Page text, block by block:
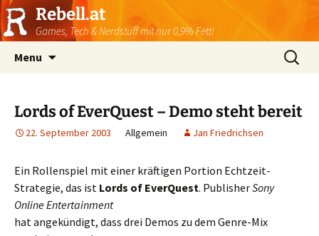
Rebell.at
Games, Tech & Nerdstuff mit nur 0,9% Fett!
Menu
Suchen
nach:
Lords of EverQuest – Demo steht bereit
22. September 2003 Allgemein Jan Friedrichsen
Ein Rollenspiel mit einer kräftigen Portion Echtzeit-
Strategie, das ist Lords of EverQuest. PublisherSony
Online Entertainment
hat angekündigt, dass drei Demos zu dem Genre-Mix